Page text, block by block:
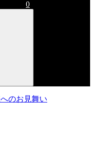
0
のお見舞い